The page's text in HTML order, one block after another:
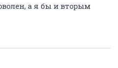
а я бы и вторым